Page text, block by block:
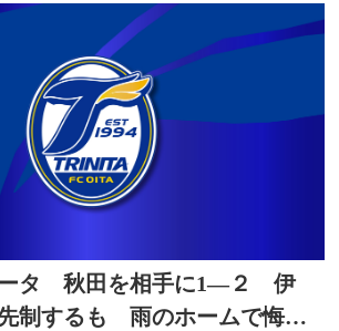
ータ 秋田を相手に1―２ 伊
制するも 雨のホームで悔し